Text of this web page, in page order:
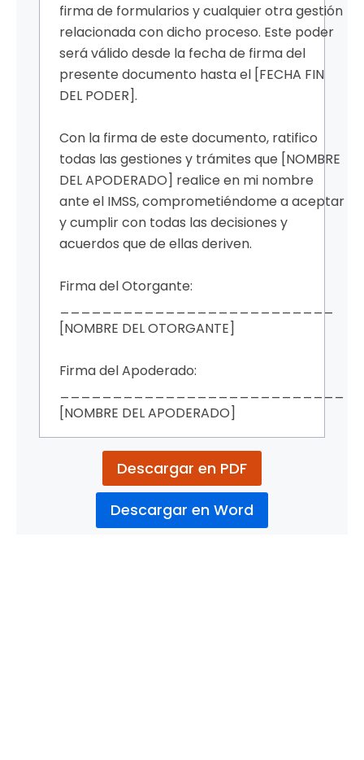
firma de formularios y cualquier otra gestión
relacionada con dicho proceso. Este poder
será válido desde la fecha de firma del
presente documento hasta el [FECHA FIN
DEL PODER].
Con la firma de este documento, ratifico
todas las gestiones y trámites que [NOMBRE
DEL APODERADO] realice en mi nombre
ante el IMSS, comprometiéndome a aceptar
y cumplir con todas las decisiones y
acuerdos que de ellas deriven.
Firma del Otorgante:
[NOMBRE DEL OTORGANTE]
Firma del Apoderado:
[NOMBRE DEL APODERADO]
Descargar en PDF
Descargar en Word